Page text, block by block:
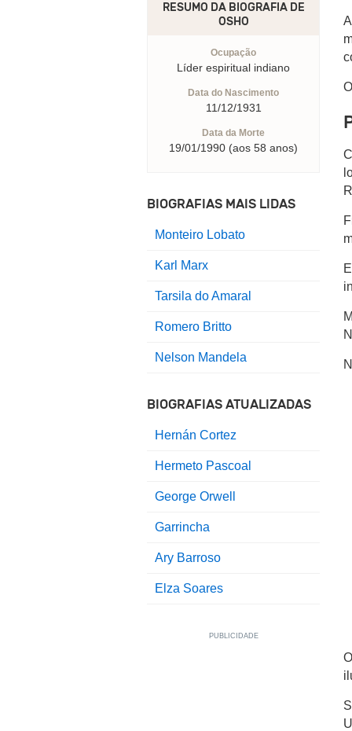
RESUMO DA BIOGRAFIA DE
OSHO
Ocupação
Líder espiritual indiano
Data do Nascimento
11/12/1931
Data da Morte
19/01/1990 (aos 58 anos)
BIOGRAFIAS MAIS LIDAS
Monteiro Lobato
Karl Marx
Tarsila do Amaral
Romero Britto
Nelson Mandela
BIOGRAFIAS ATUALIZADAS
Hernán Cortez
Hermeto Pascoal
George Orwell
Garrincha
Ary Barroso
Elza Soares